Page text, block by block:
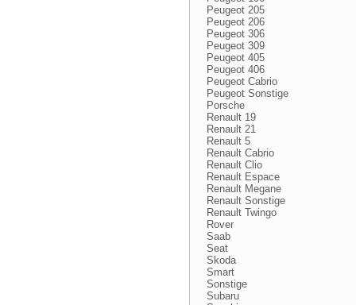
Peugeot 205
Peugeot 206
Peugeot 306
Peugeot 309
Peugeot 405
Peugeot 406
Peugeot Cabrio
Peugeot Sonstige
Porsche
Renault 19
Renault 21
Renault 5
Renault Cabrio
Renault Clio
Renault Espace
Renault Megane
Renault Sonstige
Renault Twingo
Rover
Saab
Seat
Skoda
Smart
Sonstige
Subaru